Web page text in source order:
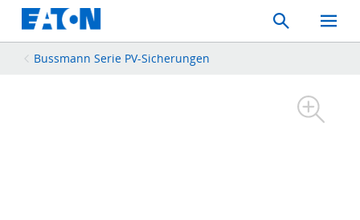
Search
Toggle
Mobile
Bussmann Serie PV-Sicherungen